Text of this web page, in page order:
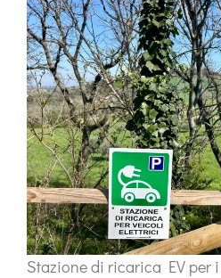
Stazione di ricarica EV per